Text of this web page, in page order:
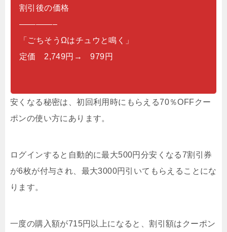
割引後の価格
————–
「ごちそうΩはチュウと鳴く」
定価 2,749円→ 979円
安くなる秘密は、初回利用時にもらえる70％OFFクー
ポンの使い方にあります。
ログインすると自動的に最大500円分安くなる7割引券
が6枚が付与され、最大3000円引いてもらえることにな
ります。
一度の購入額が715円以上になると、割引額はクーポン